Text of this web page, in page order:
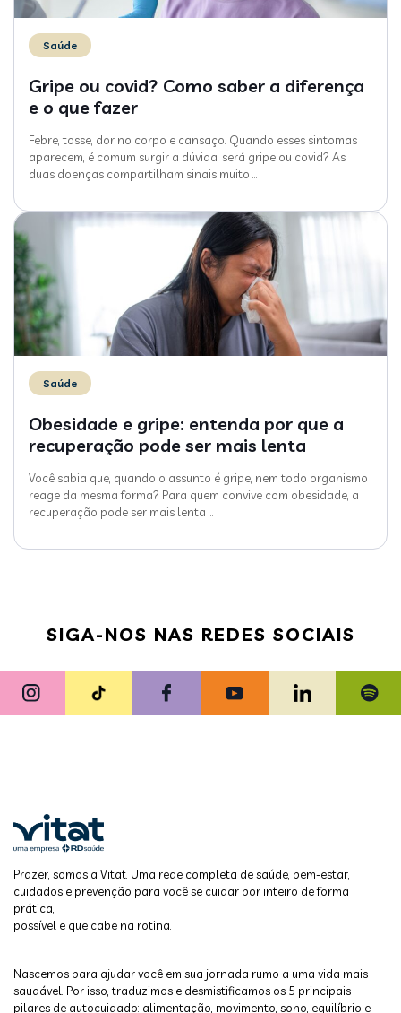
Saúde
Gripe ou covid? Como saber a diferença
e o que fazer
Febre, tosse, dor no corpo e cansaço. Quando esses sintomas
aparecem, é comum surgir a dúvida: será gripe ou covid? As
duas doenças compartilham sinais muito …
Saúde
Obesidade e gripe: entenda por que a
recuperação pode ser mais lenta
Você sabia que, quando o assunto é gripe, nem todo organismo
reage da mesma forma? Para quem convive com obesidade, a
recuperação pode ser mais lenta …
SIGA-NOS NAS REDES SOCIAIS
Prazer, somos a Vitat. Uma rede completa de saúde, bem-estar,
cuidados e prevenção para você se cuidar por inteiro de forma
prática,
possível e que cabe na rotina.
Nascemos para ajudar você em sua jornada rumo a uma vida mais
saudável. Por isso, traduzimos e desmistificamos os 5 principais
pilares de autocuidado: alimentação, movimento, sono, equilíbrio e